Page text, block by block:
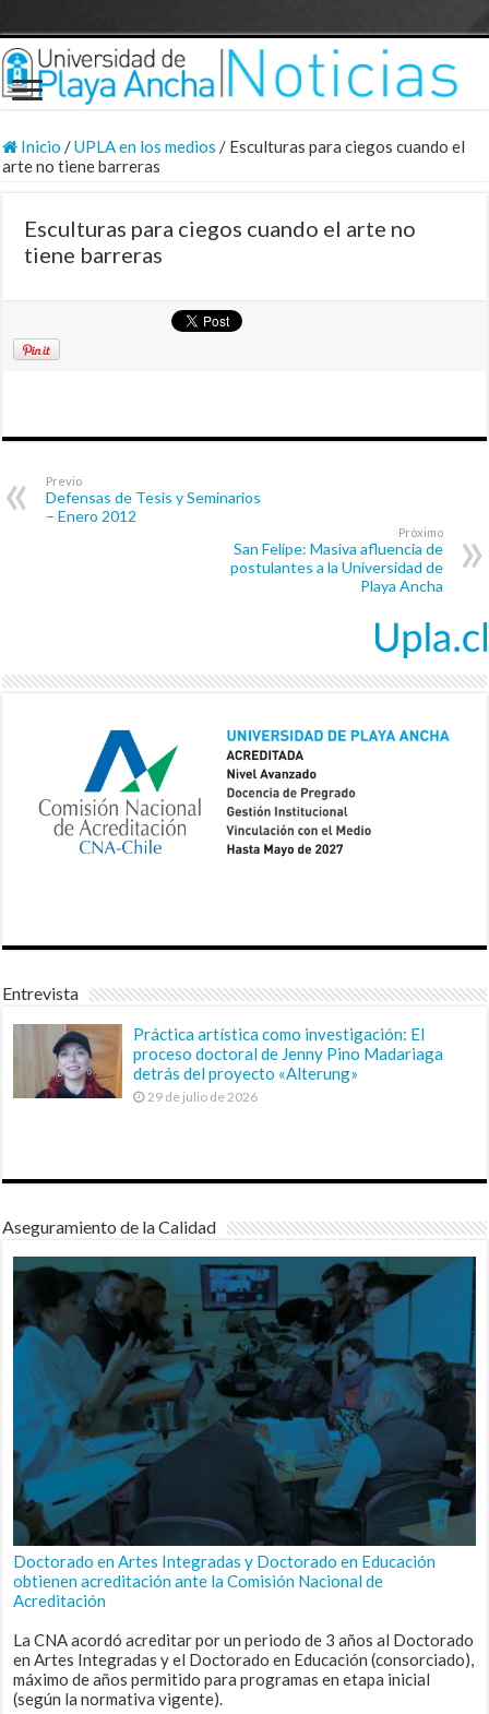
Inicio /UPLA en los medios / Esculturas para ciegos cuando el
arte no tiene barreras
Esculturas para ciegos cuando el arte no
tiene barreras
Previo
Defensas de Tesis y Seminarios
– Enero 2012
Próximo
San Felipe: Masiva afluencia de
postulantes a la Universidad de
Playa Ancha
Entrevista
Práctica artística como investigación: El
proceso doctoral de Jenny Pino Madariaga
detrás del proyecto «Alterung»
29 de julio de 2026
Aseguramiento de la Calidad
Doctorado en Artes Integradas y Doctorado en Educación
obtienen acreditación ante la Comisión Nacional de
Acreditación
La CNA acordó acreditar por un periodo de 3 años al Doctorado
en Artes Integradas y el Doctorado en Educación (consorciado),
máximo de años permitido para programas en etapa inicial
(según la normativa vigente).